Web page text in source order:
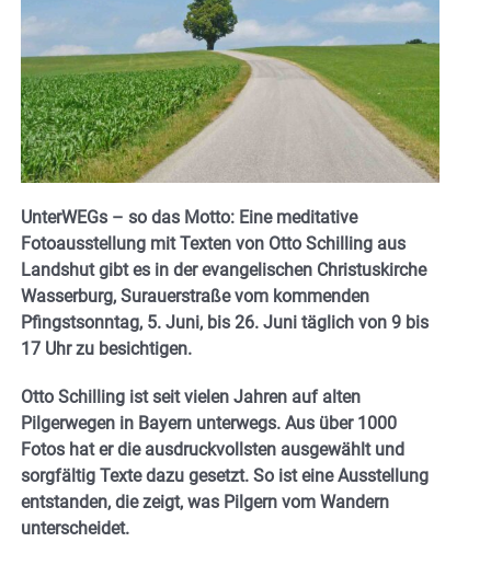
UnterWEGs – so das Motto: Eine meditative
Fotoausstellung mit Texten von Otto Schilling aus
Landshut gibt es in der evangelischen Christuskirche
Wasserburg, Surauerstraße vom kommenden
Pfingstsonntag, 5. Juni, bis 26. Juni täglich von 9 bis
17 Uhr zu besichtigen.
Otto Schilling ist seit vielen Jahren auf alten
Pilgerwegen in Bayern unterwegs. Aus über 1000
Fotos hat er die ausdruckvollsten ausgewählt und
sorgfältig Texte dazu gesetzt. So ist eine Ausstellung
entstanden, die zeigt, was Pilgern vom Wandern
unterscheidet.